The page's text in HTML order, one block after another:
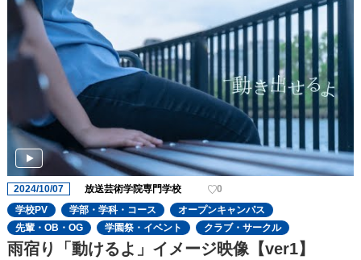
2024/10/07 放送芸術学院専門学校
0
学校PV
学部・学科・コース
オープンキャンパス
先輩・OB・OG
学園祭・イベント クラブ・サークル
雨宿り「動けるよ」イメージ映像【ver1】